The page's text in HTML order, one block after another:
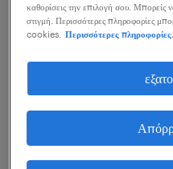
athens
δημοσιεύτηκε 1 αυγούστου
καθορίσεις την επιλογή σου. Μπορείς
στιγμή. Περισσότερες πληροφορίες
cookies.
Περισσότερες πληροφορίες.